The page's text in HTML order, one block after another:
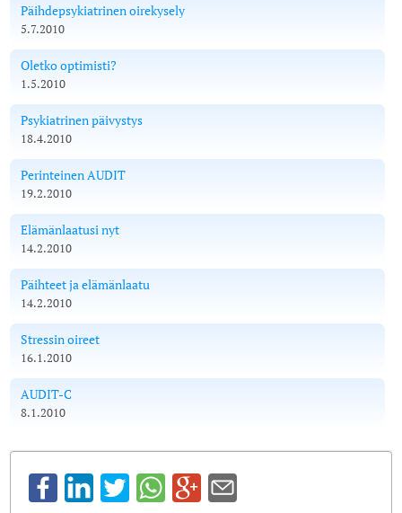
Päihdepsykiatrinen oirekysely
5.7.2010
Oletko optimisti?
1.5.2010
Psykiatrinen päivystys
18.4.2010
Perinteinen AUDIT
19.2.2010
Elämänlaatusi nyt
14.2.2010
Päihteet ja elämänlaatu
14.2.2010
Stressin oireet
16.1.2010
AUDIT-C
8.1.2010